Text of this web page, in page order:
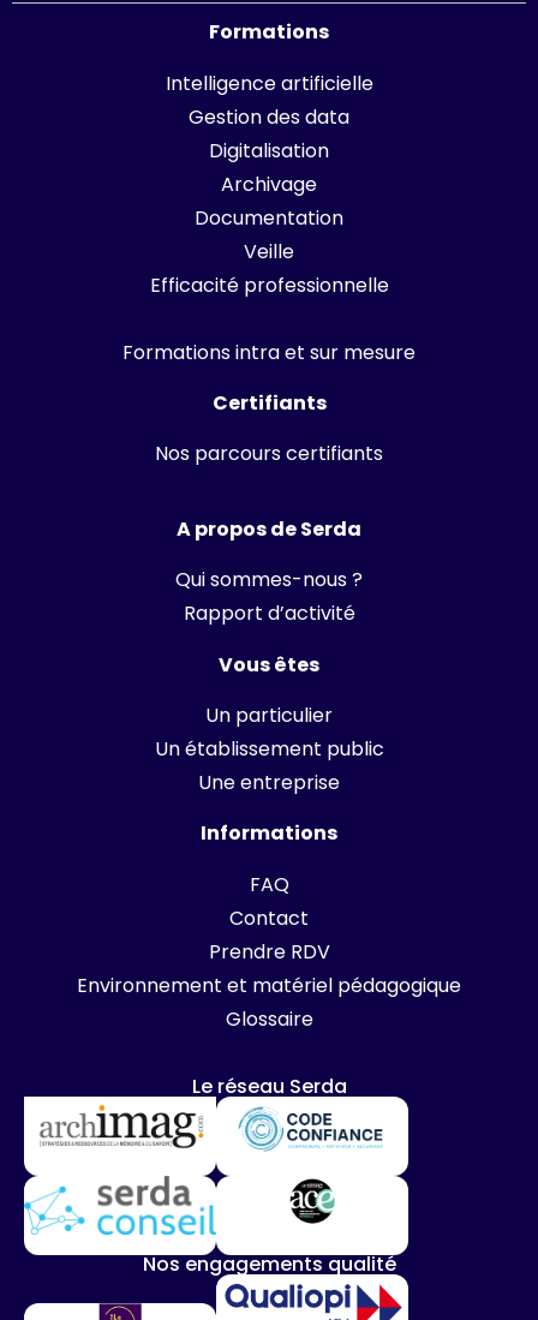
Formations
Intelligence artificielle
Gestion des data
Digitalisation
Archivage
Documentation
Veille
Efficacité professionnelle
Formations intra et sur mesure
Certifiants
Nos parcours certifiants
A propos de Serda
Qui sommes-nous ?
Rapport d’activité
Vous êtes
Un particulier
Un établissement public
Une entreprise
Informations
FAQ
Contact
Prendre RDV
Environnement et matériel pédagogique
Glossaire
Le réseau Serda
Nos engagements qualité